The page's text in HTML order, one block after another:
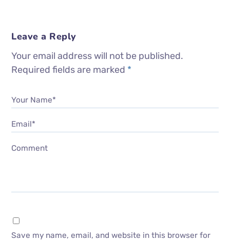
Leave a Reply
Your email address will not be published.
Required fields are marked *
Your Name*
Email*
Comment
Save my name, email, and website in this browser for